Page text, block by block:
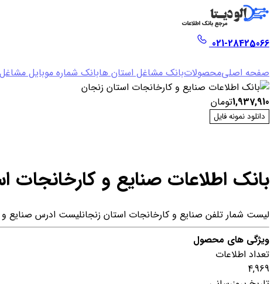
021-28425066
صفحه اصلیمحصولاتبانک مشاغل استان هابانک شماره موبایل
1,937,910تومان
دانلود نمونه فایل
بانک اطلاعات صنایع و کارخانجات
لیست شمار تلفن صنایع و کارخانجات استان زنجانلیست ادرس صنایع و
ویژگی های محصول
تعداد اطلاعات
4,969